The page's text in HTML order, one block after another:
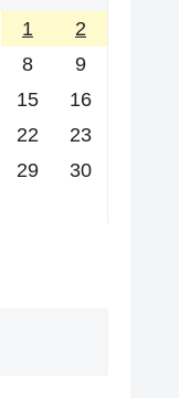
1
2
8
9
15
16
22
23
29
30